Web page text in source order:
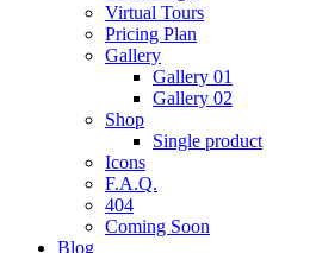
Virtual Tours
Pricing Plan
Gallery
Gallery 01
Gallery 02
Shop
Single product
Icons
F.A.Q.
404
Coming Soon
Blog